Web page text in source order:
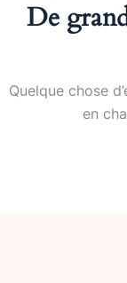
De
Quelque chose
en